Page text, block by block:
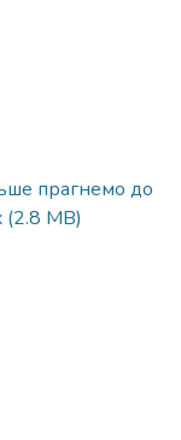
прагнемо до
(2.8 MB)